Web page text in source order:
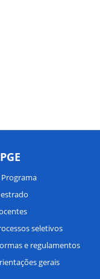
Programa
seletivos
e regulamentos
gerais